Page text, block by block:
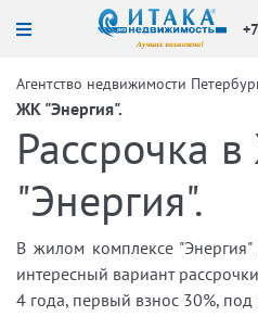
Агентство недвижимости
ЖК "Энергия".
Рассрочка
"Энергия".
В жилом комплексе "Энергия"
интересный вариант
4 года, первый взнос 30%,